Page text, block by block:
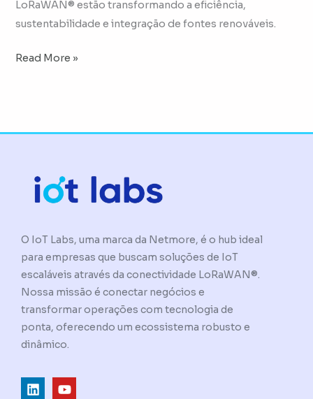
LoRaWAN® estão transformando a eficiência,
sustentabilidade e integração de fontes renováveis.
Read More »
O IoT Labs, uma marca da Netmore, é o hub ideal
para empresas que buscam soluções de IoT
escaláveis através da conectividade LoRaWAN®.
Nossa missão é conectar negócios e
transformar operações com tecnologia de
ponta, oferecendo um ecossistema robusto e
dinâmico.
L Y